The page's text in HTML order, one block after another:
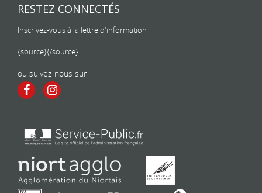
RESTEZ CONNECTÉS
Inscrivez-vous à la lettre d'information
{source}{/source}
ou suivez-nous sur